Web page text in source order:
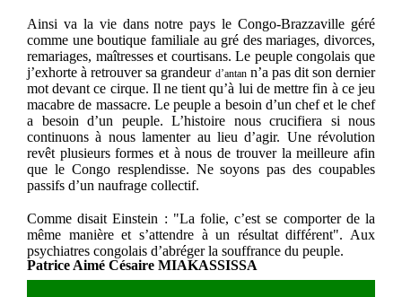
Ainsi va la vie dans notre pays le Congo-Brazzaville géré
comme une boutique familiale au gré des mariages, divorces,
remariages, maîtresses et courtisans. Le peuple congolais que
j’exhorte à retrouver sa grandeur d’antann’a pas dit son dernier
mot devant ce cirque. Il ne tient qu’à lui de mettre fin à ce jeu
macabre de massacre. Le peuple a besoin d’un chef et le chef
a besoin d’un peuple. L’histoire nous crucifiera si nous
continuons à nous lamenter au lieu d’agir. Une révolution
revêt plusieurs formes et à nous de trouver la meilleure afin
que le Congo resplendisse. Ne soyons pas des coupables
passifs d’un naufrage collectif.
Comme disait Einstein : "La folie, c’est se comporter de la
même manière et s’attendre à un résultat différent". Aux
psychiatres congolais d’abréger la souffrance du peuple.
Patrice Aimé Césaire MIAKASSISSA